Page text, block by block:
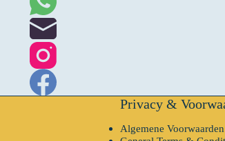
Privacy &
Algemene